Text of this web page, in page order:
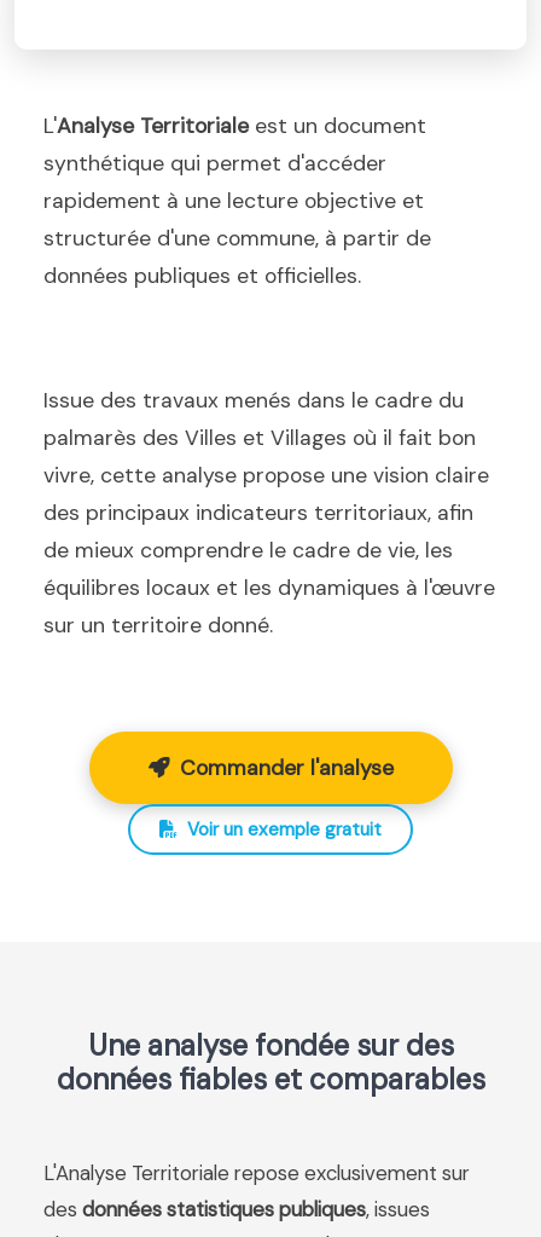
L'Analyse Territorialeest un document
synthétique qui permet d'accéder
rapidement à une lecture objective et
structurée d'une commune, à partir de
données publiques et officielles.
Issue des travaux menés dans le cadre du
palmarès des Villes et Villages où il fait bon
vivre, cette analyse propose une vision claire
des principaux indicateurs territoriaux, afin
de mieux comprendre le cadre de vie, les
équilibres locaux et les dynamiques à l'œuvre
sur un territoire donné.
Commander l'analyse
Voir un exemple gratuit
Une analyse fondée sur des
données fiables et comparables
L'Analyse Territoriale repose exclusivement sur
des données statistiques publiques, issues